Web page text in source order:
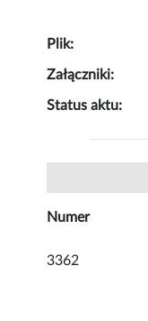
Plik:
Załączniki:
Status aktu:
Numer
3362